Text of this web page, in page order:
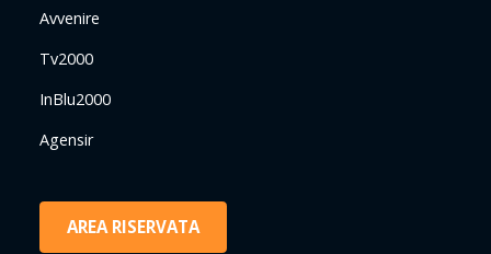
Avvenire
Tv2000
InBlu2000
Agensir
AREA RISERVATA